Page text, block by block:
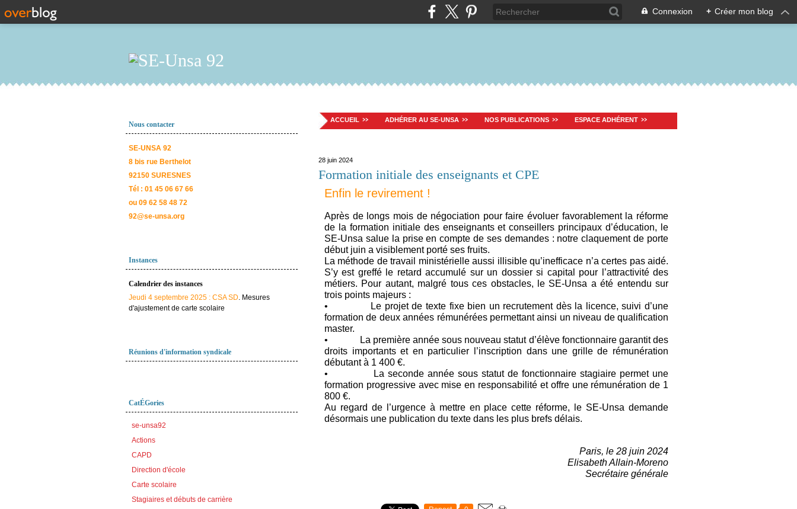
Connexion + Créer mon blog
Nous contacter
SE-UNSA 92
8 bis rue Berthelot
92150 SURESNES
Tél : 01 45 06 67 66
ou 09 62 58 48 72
92@se-unsa.org
Instances
Calendrier des instances
Jeudi 4 septembre 2025 : CSA SD. Mesures
d'ajustement de carte scolaire
Réunions d'information syndicale
CatÉGories
se-unsa92
Actions
CAPD
Direction d'école
Carte scolaire
Stagiaires et débuts de carrière
ACCUEIL ADHÉRER AU SE-UNSA NOS PUBLICATIONS ESPACE ADHÉRENT
28 juin 2024
Formation initiale des enseignants et CPE
Enfin le revirement !
Après de longs mois de négociation pour faire évoluer favorablement la réforme
de la formation initiale des enseignants et conseillers principaux d’éducation, le
SE-Unsa salue la prise en compte de ses demandes : notre claquement de porte
début juin a visiblement porté ses fruits.
La méthode de travail ministérielle aussi illisible qu’inefficace n’a certes pas aidé.
S’y est greffé le retard accumulé sur un dossier si capital pour l’attractivité des
métiers. Pour autant, malgré tous ces obstacles, le SE-Unsa a été entendu sur
trois points majeurs :
• Le projet de texte fixe bien un recrutement dès la licence, suivi d’une
formation de deux années rémunérées permettant ainsi un niveau de qualification
master.
• La première année sous nouveau statut d’élève fonctionnaire garantit des
droits importants et en particulier l’inscription dans une grille de rémunération
débutant à 1 400 €.
• La seconde année sous statut de fonctionnaire stagiaire permet une
formation progressive avec mise en responsabilité et offre une rémunération de 1
800 €.
Au regard de l’urgence à mettre en place cette réforme, le SE-Unsa demande
désormais une publication du texte dans les plus brefs délais.
Paris, le 28 juin 2024
Elisabeth Allain-Moreno
Secrétaire générale